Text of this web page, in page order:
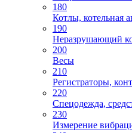
180
Котлы, котельная
190
Неразрушающий
200
Весы
210
Регистраторы,
220
Спецодежда,
230
Измерение